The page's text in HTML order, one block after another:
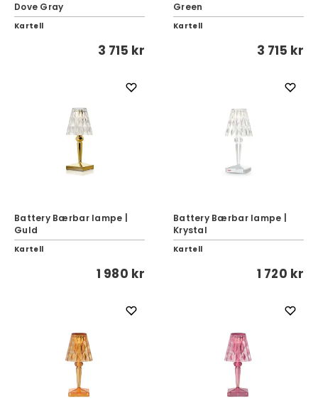
Dove Gray
Kartell
3 715 kr
Green
Kartell
3 715 kr
Battery Bærbar lampe |
Guld
Kartell
1 980 kr
Battery Bærbar lampe |
Krystal
Kartell
1 720 kr